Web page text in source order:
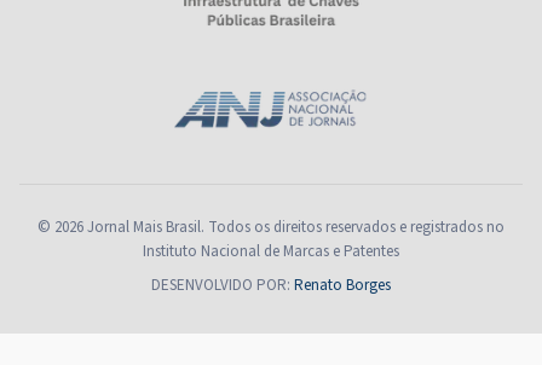
© 2026 Jornal Mais Brasil. Todos os direitos reservados e registrados no
Instituto Nacional de Marcas e Patentes
DESENVOLVIDO POR: Renato Borges